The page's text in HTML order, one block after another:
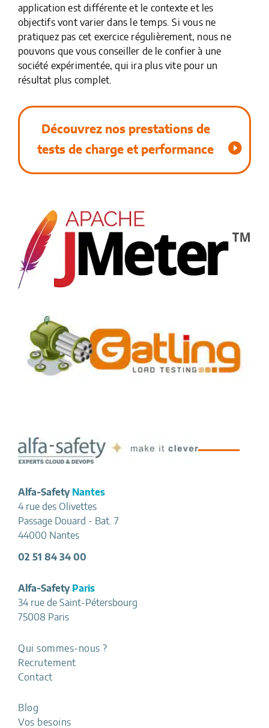
application est différente et le contexte et les
objectifs vont varier dans le temps. Si vous ne
pratiquez pas cet exercice régulièrement, nous ne
pouvons que vous conseiller de le confier à une
société expérimentée, qui ira plus vite pour un
résultat plus complet.
Découvrez nos prestations de
tests de charge et performance
Footer
Alfa-Safety Nantes
4 rue des Olivettes
Passage Douard - Bat. 7
44000 Nantes
02 51 84 34 00
Alfa-Safety Paris
34 rue de Saint-Pétersbourg
75008 Paris
Qui sommes-nous ?
Recrutement
Contact
Blog
Vos besoins